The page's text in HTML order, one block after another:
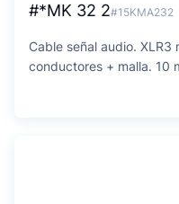
#*MK 32 2#15KMA232
Cable señal audio. XLR3
conductores + malla. 10